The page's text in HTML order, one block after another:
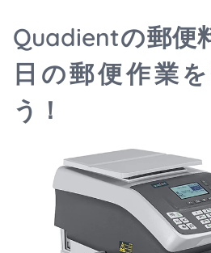
Quadientの郵便
日の郵便作業
う！